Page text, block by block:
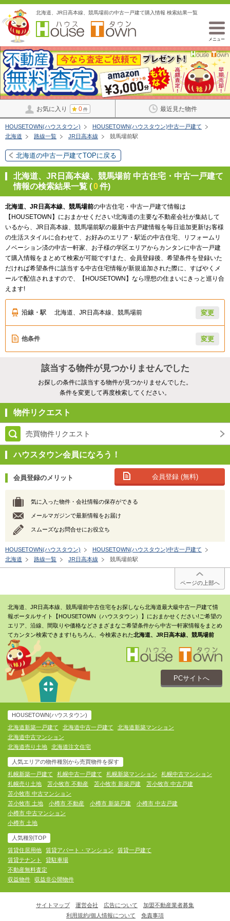
北海道、JR日高本線、競馬場前の中古一戸建て購入情報 検索結果一覧
メニュー
お気に入り 0 件 最近見た物件
HOUSETOWN(ハウスタウン)
HOUSETOWN(ハウスタウン)中古一戸建て
北海道
路線一覧 JR日高本線 競馬場前駅
北海道の中古一戸建てTOPに戻る
北海道、JR日高本線、競馬場前 中古住宅・中古一戸建て
情報の検索結果一覧 (0件)
北海道、JR日高本線、競馬場前の中古住宅・中古一戸建て情報は
【HOUSETOWN】におまかせください!北海道の主要な不動産会社が集結して
いるから、JR日高本線、競馬場前駅の最新中古戸建情報を毎日追加更新!お客様
の生活スタイルに合わせて、お好みのエリア・駅近の中古住宅、リフォームリ
ノベーション済の中古一軒家、お子様の学区エリアからカンタンに中古一戸建
て購入情報をまとめて検索が可能です!また、会員登録後、希望条件を登録いた
だければ希望条件に該当する中古住宅情報が新規追加された際に、すばやくメ
ールで配信されますので、【HOUSETOWN】なら理想の住まいにきっと巡り合
えます!
沿線・駅 北海道、JR日高本線、競馬場前 変更
他条件 変更
該当する物件が見つかりませんでした
お探しの条件に該当する物件が見つかりませんでした。
条件を変更して再度検索してください。
物件リクエスト
売買物件リクエスト
ハウスタウン会員になろう！
会員登録のメリット 会員登録 (無料)
気に入った物件・会社情報の保存ができる
メールマガジンで最新情報をお届け
スムーズなお問合せにお役立ち
HOUSETOWN(ハウスタウン)
HOUSETOWN(ハウスタウン)中古一戸建て
北海道
路線一覧 JR日高本線 競馬場前駅
ページの上部へ
北海道、JR日高本線、競馬場前中古住宅をお探しなら北海道最大級中古一戸建て情
報ポータルサイト【HOUSETOWN（ハウスタウン）】におまかせください!ご希望の
エリア、沿線、間取りや価格などさまざまなご希望条件から中古一軒家情報をまとめ
てカンタン検索できます!もちろん、今検索された北海道、JR日高本線、競馬場前
PCサイトへ
HOUSETOWN(ハウスタウン)
北海道新築一戸建て
北海道中古一戸建て
北海道新築マンション
北海道中古マンション
北海道売り土地
北海道注文住宅
人気エリアの物件種別から売買物件を探す
札幌新築一戸建て
札幌中古一戸建て 札幌新築マンション
札幌中古マンション
札幌売り土地
苫小牧市 不動産 苫小牧市 新築戸建
苫小牧市 中古戸建
苫小牧市 中古マンション
苫小牧市 土地
小樽市 不動産 小樽市 新築戸建
小樽市 中古戸建
小樽市 中古マンション
小樽市 土地
人気種別TOP
賃貸住居用他
賃貸アパート・マンション
賃貸一戸建て
賃貸テナント
貸駐車場
不動産無料査定
収益物件
収益非公開物件
サイトマップ 運営会社 広告について
加盟不動産業者募集
利用規約/個人情報について
免責事項